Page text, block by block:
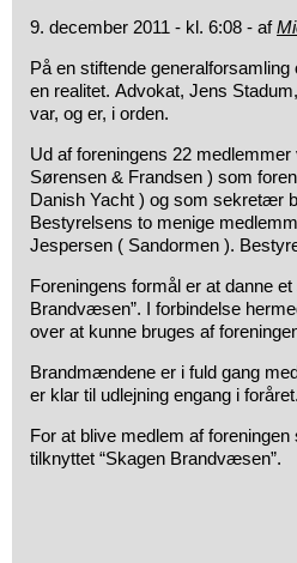
9. december 2011 - kl. 6:08 - af
På en stiftende
en realitet. Advokat, Jens
var, og er, i orden.
Ud af foreningens 22
Sørensen & Frandsen ) som
Danish Yacht ) og som sekretær
Bestyrelsens to menige
Jespersen ( Sandormen ).
Foreningens formål er at danne
Brandvæsen”. I forbindelse
over at kunne bruges af
Brandmændene er i fuld gang
er klar til udlejning engang i foråret.
For at blive medlem af
tilknyttet “Skagen Brandvæsen”.